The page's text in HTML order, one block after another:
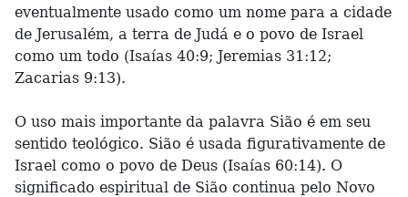
eventualmente usado como um nome para a cidade
de Jerusalém, a terra de Judá e o povo de Israel
como um todo (Isaías 40:9; Jeremias 31:12;
Zacarias 9:13).
O uso mais importante da palavra Sião é em seu
sentido teológico. Sião é usada figurativamente de
Israel como o povo de Deus (Isaías 60:14). O
significado espiritual de Sião continua pelo Novo